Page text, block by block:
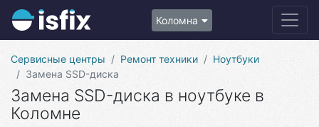
Коломна
Сервисные центры Ремонт техники
Ноутбуки
Замена SSD-диска
Замена SSD-диска в ноутбуке в
Коломне